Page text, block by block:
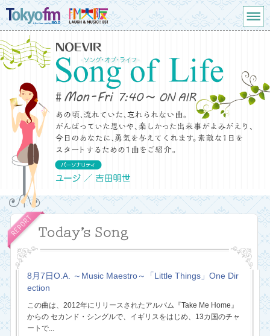
8月7日O.A. ～Music Maestro～「Little Things」One Dir
ection
この曲は、2012年にリリースされたアルバム『Take Me Home』
からの セカンド・シングルで、イギリスをはじめ、13カ国のチャ
ートで...